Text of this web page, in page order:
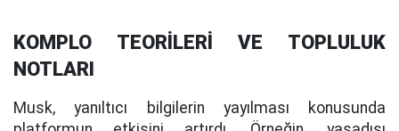
KOMPLO TEORİLERİ VE TOPLULUK
NOTLARI
Musk, yanıltıcı bilgilerin yayılması konusunda